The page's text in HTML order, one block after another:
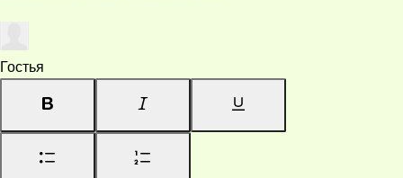
Гостья